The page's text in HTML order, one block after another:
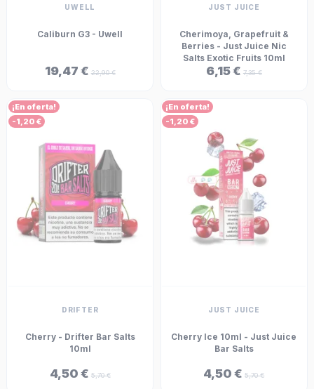
UWELL
Caliburn G3 - Uwell
19,47 € 22,90 €
JUST JUICE
Cherimoya, Grapefruit &
Berries - Just Juice Nic
Salts Exotic Fruits 10ml
6,15 € 7,35 €
¡En oferta!
-1,20 €
DRIFTER
Cherry - Drifter Bar Salts
10ml
4,50 € 5,70 €
¡En oferta!
-1,20 €
JUST JUICE
Cherry Ice 10ml - Just Juice
Bar Salts
4,50 €5,70 €